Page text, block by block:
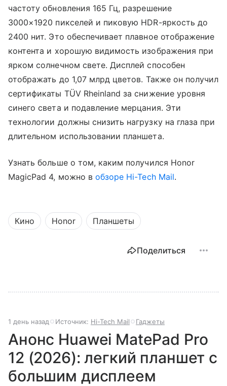
частоту обновления 165 Гц, разрешение
3000×1920 пикселей и пиковую HDR-яркость до
2400 нит. Это обеспечивает плавное отображение
контента и хорошую видимость изображения при
ярком солнечном свете. Дисплей способен
отображать до 1,07 млрд цветов. Также он получил
сертификаты TÜV Rheinland за снижение уровня
синего света и подавление мерцания. Эти
технологии должны снизить нагрузку на глаза при
длительном использовании планшета.
Узнать больше о том, каким получился Honor
MagicPad 4, можно в обзоре Hi-Tech Mail.
Кино Honor Планшеты
Поделиться
1 день назад Источник: Hi-Tech Mail Гаджеты
Анонс Huawei MatePad Pro
12 (2026): легкий планшет с
большим дисплеем